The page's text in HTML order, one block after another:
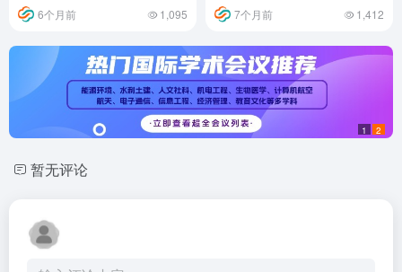
6个月前 1,095 7个月前 1,412
1 2
暂无评论